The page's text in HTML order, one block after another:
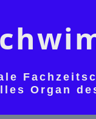
Organ